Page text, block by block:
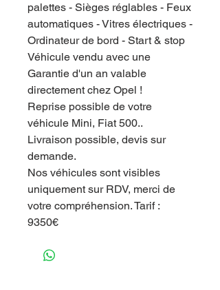
palettes - Sièges réglables - Feux
automatiques - Vitres électriques -
Ordinateur de bord - Start & stop
Véhicule vendu avec une
Garantie d'un an valable
directement chez Opel !
Reprise possible de votre
véhicule Mini, Fiat 500..
Livraison possible, devis sur
demande.
Nos véhicules sont visibles
uniquement sur RDV, merci de
votre compréhension. Tarif :
9350€